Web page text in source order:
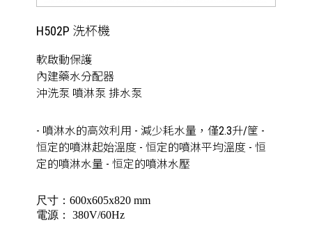
H502P 洗杯機
軟啟動保護
內建藥水分配器
沖洗泵 噴淋泵 排水泵
- 噴淋水的高效利用 - 減少耗水量，僅2.3升/筐 -
恒定的噴淋起始溫度 - 恒定的噴淋平均溫度 - 恒
定的噴淋水量 - 恒定的噴淋水壓
尺寸：600x605x820 mm
電源： 380V/60Hz